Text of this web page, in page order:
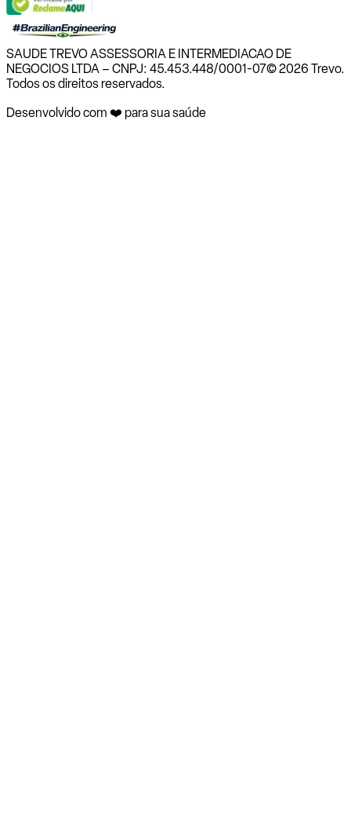
SAUDE TREVO ASSESSORIA E INTERMEDIACAO DE
NEGOCIOS LTDA – CNPJ: 45.453.448/0001-07© 2026 Trevo.
Todos os direitos reservados.
Desenvolvido com ❤️ para sua saúde